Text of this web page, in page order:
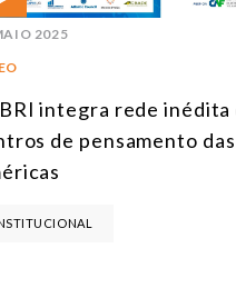
2025
integra rede inédita
de pensamento das